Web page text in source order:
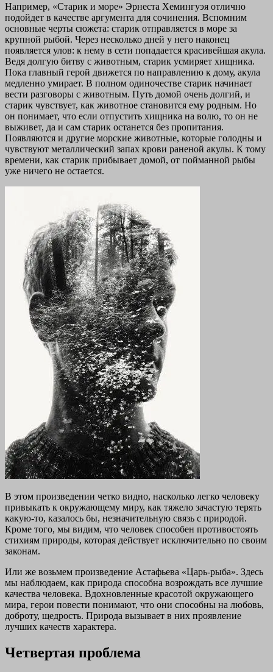
Например, «Старик и море» Эрнеста Хемингуэя отлично
подойдет в качестве аргумента для сочинения. Вспомним
основные черты сюжета: старик отправляется в море за
крупной рыбой. Через несколько дней у него наконец
появляется улов: к нему в сети попадается красивейшая акула.
Ведя долгую битву с животным, старик усмиряет хищника.
Пока главный герой движется по направлению к дому, акула
медленно умирает. В полном одиночестве старик начинает
вести разговоры с животным. Путь домой очень долгий, и
старик чувствует, как животное становится ему родным. Но
он понимает, что если отпустить хищника на волю, то он не
выживет, да и сам старик останется без пропитания.
Появляются и другие морские животные, которые голодны и
чувствуют металлический запах крови раненой акулы. К тому
времени, как старик прибывает домой, от пойманной рыбы
уже ничего не остается.
В этом произведении четко видно, насколько легко человеку
привыкать к окружающему миру, как тяжело зачастую терять
какую-то, казалось бы, незначительную связь с природой.
Кроме того, мы видим, что человек способен противостоять
стихиям природы, которая действует исключительно по своим
законам.
Или же возьмем произведение Астафьева «Царь-рыба». Здесь
мы наблюдаем, как природа способна возрождать все лучшие
качества человека. Вдохновленные красотой окружающего
мира, герои повести понимают, что они способны на любовь,
доброту, щедрость. Природа вызывает в них проявление
лучших качеств характера.
Четвертая проблема